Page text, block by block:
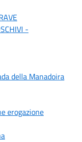
-
della Manadoira
erogazione